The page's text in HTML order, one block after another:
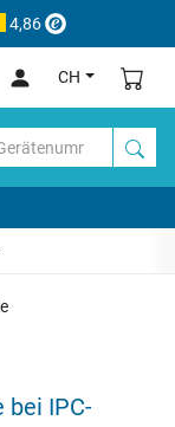
4,86
CH
bei IPC-